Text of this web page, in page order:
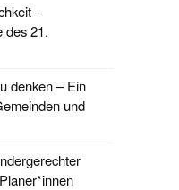
–
des 21.
denken – Ein
und